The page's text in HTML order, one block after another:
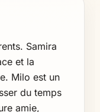
Samira
et la
Milo est un
du temps
amie,